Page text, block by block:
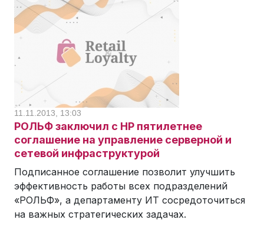
11.11.2013, 13:03
РОЛЬФ заключил с HP пятилетнее
соглашение на управление серверной и
сетевой инфраструктурой
Подписанное соглашение позволит улучшить
эффективность работы всех подразделений
«РОЛЬФ», а департаменту ИТ сосредоточиться
на важных стратегических задачах.